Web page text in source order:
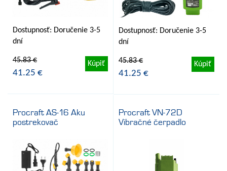
Dostupnosť: Doručenie 3-5
dní
45.83 €
41.25 €
Kúpiť
Dostupnosť: Doručenie 3-5
dní
45.83 €
41.25 €
Kúpiť
Procraft AS-16 Aku
postrekovač
Procraft VN-72D
Vibračné čerpadlo